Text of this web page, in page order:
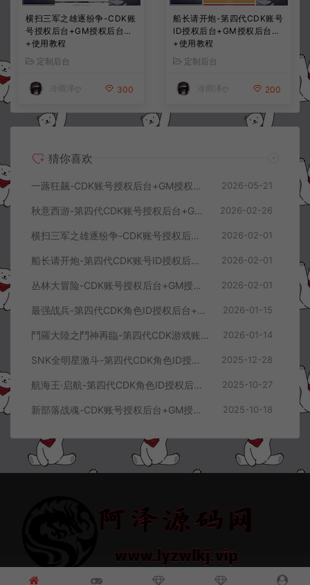
横扫三军之雄逐纷争-CDK账
号授权后台+GM授权后台
+使用教程
定制后台
冷雨泽ღ 300
船长请开炮-第四代CDK账号
ID授权后台+GM授权后台
+使用教程
定制后台
冷雨泽ღ 200
猜你喜欢
一蕗狂飆-CDK账号授权后台+GM授权后台+使用教程 2026-05-21
秋意西游-第四代CDK账号授权后台+GM授权后台+使用教程 2026-02-26
横扫三军之雄逐纷争-CDK账号授权后台+GM授权后台+使用教程 2026-02-01
船长请开炮-第四代CDK账号ID授权后台+GM授权后台+使用教程 2026-02-01
丛林大冒险-CDK账号授权后台+GM授权后台+使用教程 2026-02-01
最强战兵-第四代CDK角色ID授权后台+GM授权后台+使用教程 2026-01-15
鬥羅大陸之鬥神再臨-第四代CDK游戏账号授权后台+GM授权后台+使用教程 2026-01-14
SNK全明星激斗-第四代CDK角色ID授权后台+GM授权后台+使用教程 2025-12-28
航海王·启航-第四代CDK角色ID授权后台+GM授权后台+使用教程 2025-10-27
新部落战魂-CDK账号授权后台+GM授权后台+使用教程 2025-10-18
© 2021~2026 阿泽源码网 www.lyzwlkj.vip 冷雨泽
豫